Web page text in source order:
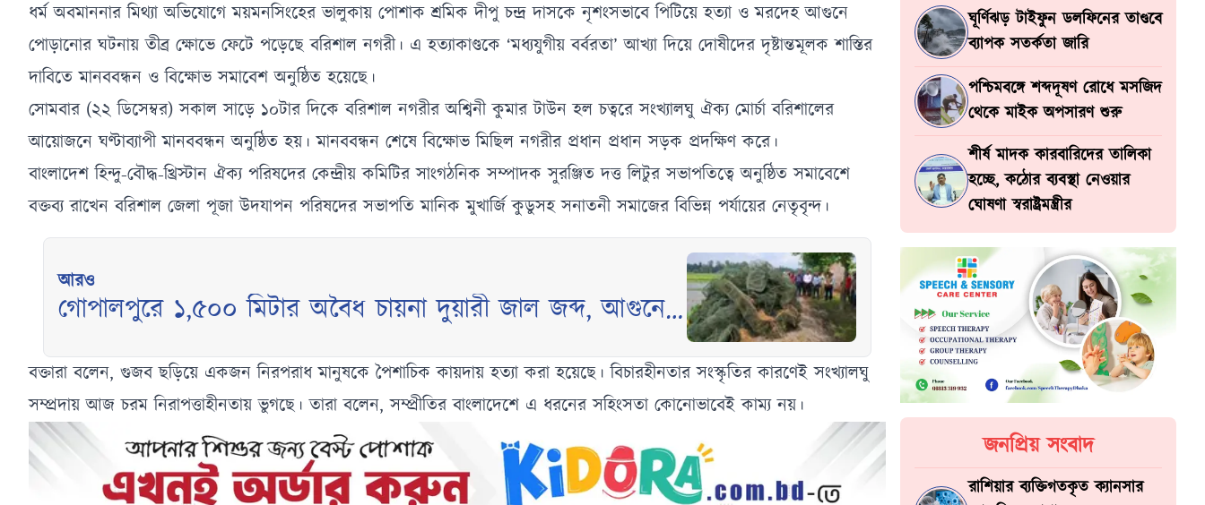
ধর্ম অবমাননার মিথ্যা অভিযোগে ময়মনসিংহের ভালুকায় পোশাক শ্রমিক দীপু চন্দ্র দাসকে নৃশংসভাবে পিটিয়ে হত্যা ও মরদেহ আগুনে
পোড়ানোর ঘটনায় তীব্র ক্ষোভে ফেটে পড়েছে বরিশাল নগরী। এ হত্যাকাণ্ডকে ‘মধ্যযুগীয় বর্বরতা’ আখ্যা দিয়ে দোষীদের দৃষ্টান্তমূলক শাস্তির
দাবিতে মানববন্ধন ও বিক্ষোভ সমাবেশ অনুষ্ঠিত হয়েছে।
সোমবার (২২ ডিসেম্বর) সকাল সাড়ে ১০টার দিকে বরিশাল নগরীর অশ্বিনী কুমার টাউন হল চত্বরে সংখ্যালঘু ঐক্য মোর্চা বরিশালের
আয়োজনে ঘণ্টাব্যাপী মানববন্ধন অনুষ্ঠিত হয়। মানববন্ধন শেষে বিক্ষোভ মিছিল নগরীর প্রধান প্রধান সড়ক প্রদক্ষিণ করে।
বাংলাদেশ হিন্দু-বৌদ্ধ-খ্রিস্টান ঐক্য পরিষদের কেন্দ্রীয় কমিটির সাংগঠনিক সম্পাদক সুরঞ্জিত দত্ত লিটুর সভাপতিত্বে অনুষ্ঠিত সমাবেশে
বক্তব্য রাখেন বরিশাল জেলা পূজা উদযাপন পরিষদের সভাপতি মানিক মুখার্জি কুডুসহ সনাতনী সমাজের বিভিন্ন পর্যায়ের নেতৃবৃন্দ।
আরও
গোপালপুরে ১,৫০০ মিটার অবৈধ চায়না দুয়ারী জাল জব্দ, আগুনে
বক্তারা বলেন, গুজব ছড়িয়ে একজন নিরপরাধ মানুষকে পৈশাচিক কায়দায় হত্যা করা হয়েছে। বিচারহীনতার সংস্কৃতির কারণেই সংখ্যালঘু
সম্প্রদায় আজ চরম নিরাপত্তাহীনতায় ভুগছে। তারা বলেন, সম্প্রীতির বাংলাদেশে এ ধরনের সহিংসতা কোনোভাবেই কাম্য নয়।
ঘূর্ণিঝড় টাইফুন ডলফিনের তাণ্ডবে
ব্যাপক সতর্কতা জারি
পশ্চিমবঙ্গে শব্দদূষণ রোধে মসজিদ
থেকে মাইক অপসারণ শুরু
শীর্ষ মাদক কারবারিদের তালিকা
হচ্ছে, কঠোর ব্যবস্থা নেওয়ার
ঘোষণা স্বরাষ্ট্রমন্ত্রীর
জনপ্রিয় সংবাদ
রাশিয়ার ব্যক্তিগতকৃত ক্যানসার